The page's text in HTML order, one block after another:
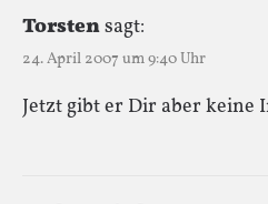
Torstensagt:
24. April 2007 um 9:40 Uhr
Jetzt gibt er Dir aber keine